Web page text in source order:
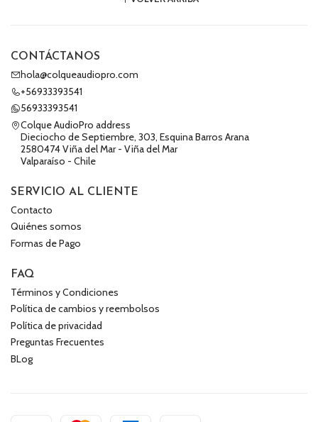
CONTÁCTANOS
hola@colqueaudiopro.com
+56933393541
56933393541
Colque AudioPro address
Dieciocho de Septiembre, 303, Esquina Barros Arana
2580474 Viña del Mar - Viña del Mar
Valparaíso - Chile
SERVICIO AL CLIENTE
Contacto
Quiénes somos
Formas de Pago
FAQ
Términos y Condiciones
Política de cambios y reembolsos
Política de privacidad
Preguntas Frecuentes
BLog